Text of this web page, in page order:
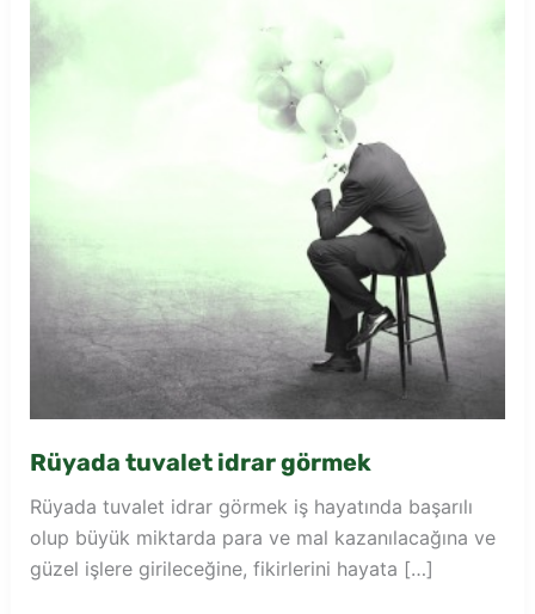
Rüyada tuvalet idrar görmek
Rüyada tuvalet idrar görmek iş hayatında başarılı
olup büyük miktarda para ve mal kazanılacağına ve
güzel işlere girileceğine, fikirlerini hayata […]